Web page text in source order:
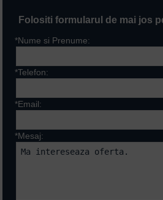
Folositi formularul de mai jos
*Nume si Prenume:
*Telefon:
*Email:
*Mesaj: